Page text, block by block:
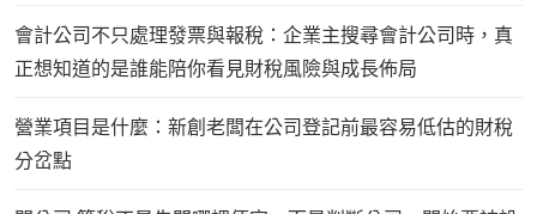
會計公司不只處理發票與報稅：企業主搜尋會計公司時，真
正想知道的是誰能陪你看見財稅風險與成長佈局
營業項目是什麼：新創老闆在公司登記前最容易低估的財稅
分岔點